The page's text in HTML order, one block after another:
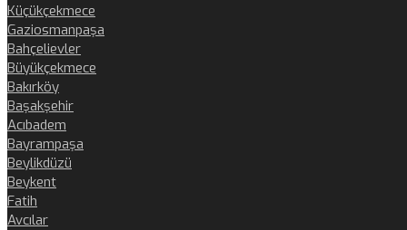
Küçükçekmece
Gaziosmanpaşa
Bahçelievler
Büyükçekmece
Bakırköy
Başakşehir
Acıbadem
Bayrampaşa
Beylikdüzü
Beykent
Fatih
Avcılar